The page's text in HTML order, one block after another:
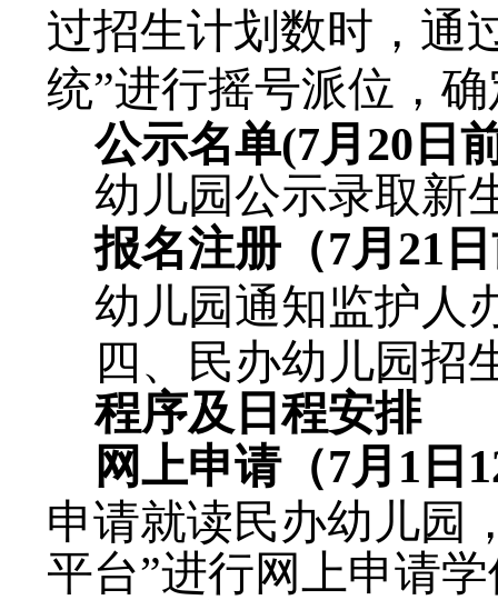
过招生计划数时，通
统”进行摇号派位，
公示名单(7月20日
幼儿园公示录取新
报名注册（7月 21
幼儿园通知监护人
四、
民办幼儿园招
程序及日程安排
网上申请（7月1日
申请就读民办幼儿园
平台”进行网上申请